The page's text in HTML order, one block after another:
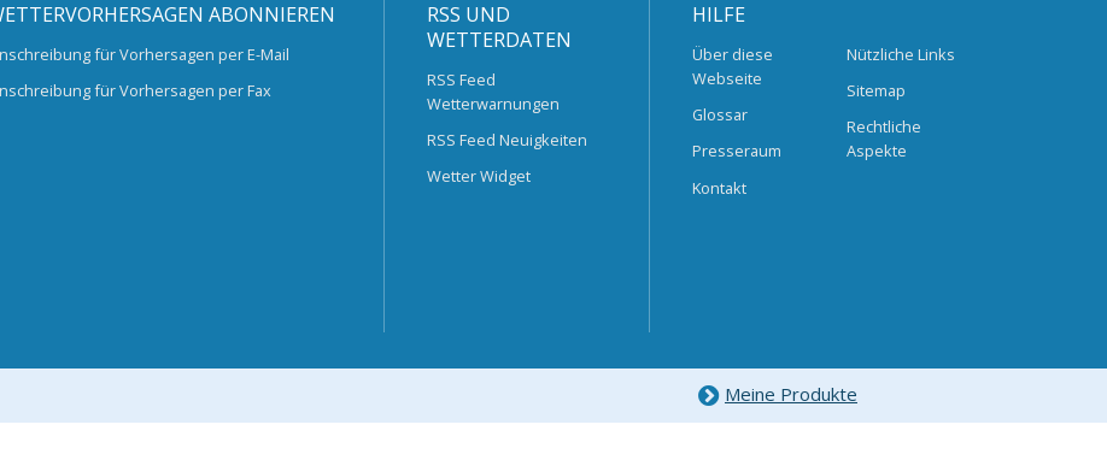
ABONNIEREN
für Vorhersagen per E-Mail
für Vorhersagen per Fax
RSS UND
WETTERDATEN
RSS Feed
Wetterwarnungen
RSS Feed Neuigkeiten
Wetter Widget
HILFE
Über diese
Webseite
Glossar
Presseraum
Kontakt
Nützliche Links
Sitemap
Rechtliche
Aspekte
Meine Produkte